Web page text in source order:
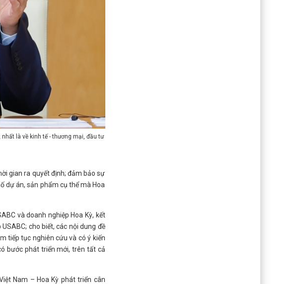
là về kinh tế - thương mại, đầu tư -
gian ra quyết định; đảm bảo sự
dự án, sản phẩm cụ thể mà Hoa
và doanh nghiệp Hoa Kỳ, kết
cho biết, các nội dung đề
tiếp tục nghiên cứu và có ý kiến
bước phát triển mới, trên tất cả
Nam – Hoa Kỳ phát triển cân